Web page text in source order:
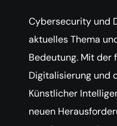
Cybersecurity und
aktuelles Thema
Bedeutung. Mit
Digitalisierung und
Künstlicher
neuen